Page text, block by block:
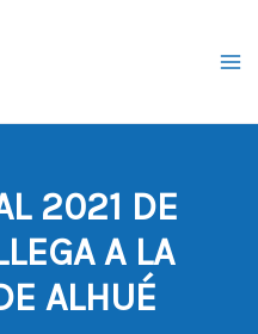
2021 DE
A LA
ALHUÉ